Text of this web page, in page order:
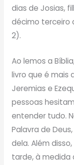
dias de Josias,
décimo terceiro
2).
Ao lemos a
livro que é mais
Jeremias e
pessoas
entender tudo.
Palavra de
dela. Além
tarde, à medida